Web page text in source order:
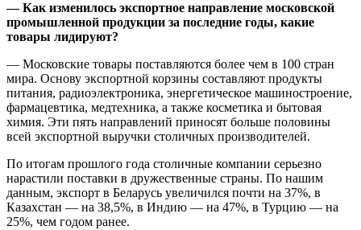
— Как изменилось экспортное направление московской
промышленной продукции за последние годы, какие
товары лидируют?
— Московские товары поставляются более чем в 100 стран
мира. Основу экспортной корзины составляют продукты
питания, радиоэлектроника, энергетическое машиностроение,
фармацевтика, медтехника, а также косметика и бытовая
химия. Эти пять направлений приносят больше половины
всей экспортной выручки столичных производителей.
По итогам прошлого года столичные компании серьезно
нарастили поставки в дружественные страны. По нашим
данным, экспорт в Беларусь увеличился почти на 37%, в
Казахстан — на 38,5%, в Индию — на 47%, в Турцию — на
25%, чем годом ранее.